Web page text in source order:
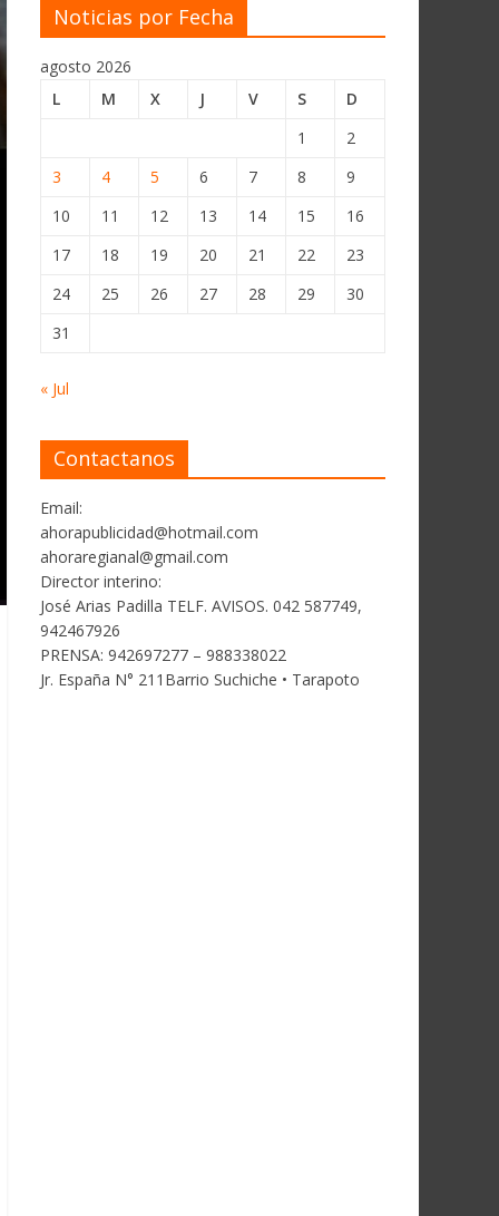
Noticias por Fecha
agosto 2026
L
M X J V S
D
1
2
3
4 5 6 7 8
9
10
11 12 13 14 15
16
17
18 19 20 21 22
23
24
25 26 27 28 29
30
31
« Jul
Contactanos
Email:
ahorapublicidad@hotmail.com
ahoraregianal@gmail.com
Director interino:
José Arias Padilla TELF. AVISOS. 042 587749,
942467926
PRENSA: 942697277 – 988338022
Jr. España N° 211Barrio Suchiche • Tarapoto